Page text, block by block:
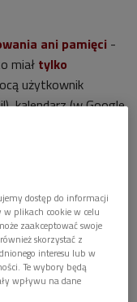
ani pamięci -
miał tylko
użytkownik
kalendarz (w Google
sieciowej Google
jak
przeglądać i
lub je edytować (w
że dzięki temu, że
nie ma
od razu -
dostęp do informacji
plikach cookie w celu
zaakceptować swoje
skorzystać z
interesu lub w
Te wybory będą
wpływu na dane